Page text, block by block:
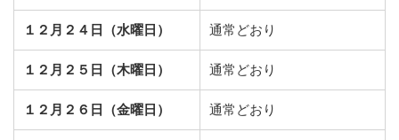
１２月２４日（水曜日） 通常どおり
１２月２５日（木曜日） 通常どおり
１２月２６日（金曜日） 通常どおり